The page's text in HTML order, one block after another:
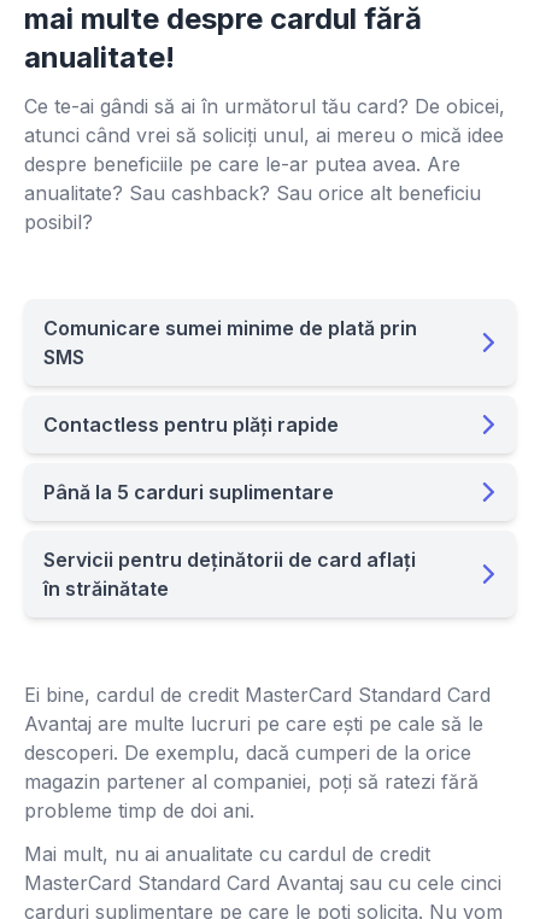
mai multe despre cardul fără
anualitate!
Ce te-ai gândi să ai în următorul tău card? De obicei,
atunci când vrei să soliciți unul, ai mereu o mică idee
despre beneficiile pe care le-ar putea avea. Are
anualitate? Sau cashback? Sau orice alt beneficiu
posibil?
Comunicare sumei minime de plată prin
SMS
Contactless pentru plăți rapide
Până la 5 carduri suplimentare
Servicii pentru deținătorii de card aflați
în străinătate
Ei bine, cardul de credit MasterCard Standard Card
Avantaj are multe lucruri pe care ești pe cale să le
descoperi. De exemplu, dacă cumperi de la orice
magazin partener al companiei, poți să ratezi fără
probleme timp de doi ani.
Mai mult, nu ai anualitate cu cardul de credit
MasterCard Standard Card Avantaj sau cu cele cinci
carduri suplimentare pe care le poți solicita. Nu vom